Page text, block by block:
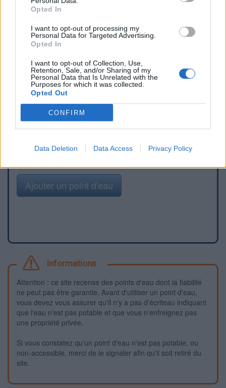
Opted In
I want to opt-out of processing my
Personal Data for Targeted Advertising.
Opted In
I want to opt-out of Collection, Use,
Retention, Sale, and/or Sharing of my
Personal Data that Is Unrelated with the
Purposes for which it was collected.
Opted Out
CONFIRM
Data Deletion Data Access Privacy Policy
Signaler une erreur
Ajouter un point d'eau
Informations
Attention : ce site recense des points d'eau dont la fiabilité
ne peut pas être garantie. Avant d'utiliser un point d'eau,
vous devez vous assurer qu'il n'y a pas d'écriteau indiquant
que l'eau n'est pas potable et que vous n'enfreignez pas
une propriété privée.
Si vous constatez qu'un point d'eau n'est pas potable, ou
non-accessible, merci de le signaler afin qu'il soit retiré du
site.